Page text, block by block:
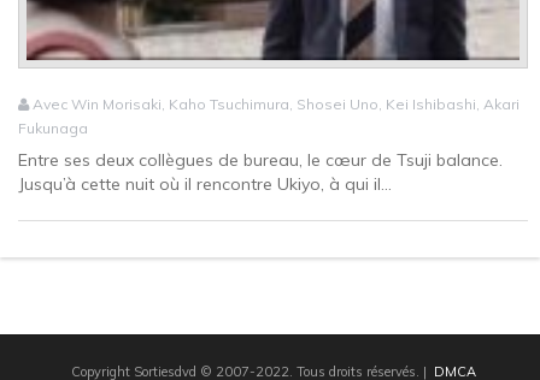
Avec Win Morisaki, Kaho Tsuchimura, Shosei Uno, Kei Ishibashi, Akari
Fukunaga
Entre ses deux collègues de bureau, le cœur de Tsuji balance.
Jusqu’à cette nuit où il rencontre Ukiyo, à qui il...
Copyright Sortiesdvd © 2007-2022. Tous droits réservés. | DMCA